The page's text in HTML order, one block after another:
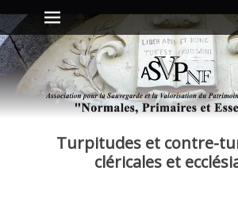
Menu principal
Aller
au
contenu
Turpitudes et contre-
cléricales et